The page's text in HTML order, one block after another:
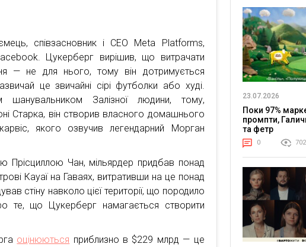
співзасновник і CEO Meta Platforms,
Цукерберг вирішив, що витрачати
— не для нього, тому він дотримується
це звичайні сірі футболки або худі.
шанувальником Залізної людини, тому,
Старка, він створив власного домашнього
якого озвучив легендарний Морган
Прісциллою Чан, мільярдер придбав понад
Кауаї на Гаваях, витративши на це понад
стіну навколо цієї території, що породило
те, що Цукерберг намагається створити
оцінюються приблизно в $229 млрд — це
23.07.2026
Поки 97%
промпти,
та фетр
0 702